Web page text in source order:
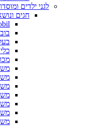
לגני ילדים
חגים